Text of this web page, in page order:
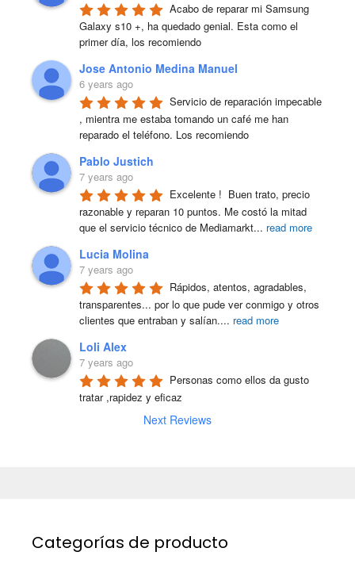
Acabo de reparar mi Samsung
Galaxy s10 +, ha quedado genial. Esta como el
primer día, los recomiendo
Jose Antonio Medina Manuel
6 years ago
Servicio de reparación impecable
, mientra me estaba tomando un café me han
reparado el teléfono. Los recomiendo
Pablo Justich
7 years ago
Excelente !  Buen trato, precio
razonable y reparan 10 puntos. Me costó la mitad
que el servicio técnico de Mediamarkt... read more
Lucia Molina
7 years ago
Rápidos, atentos, agradables,
transparentes... por lo que pude ver conmigo y otros
clientes que entraban y salían.... read more
Loli Alex
7 years ago
Personas como ellos da gusto
tratar ,rapidez y eficaz
Next Reviews
Categorías de producto